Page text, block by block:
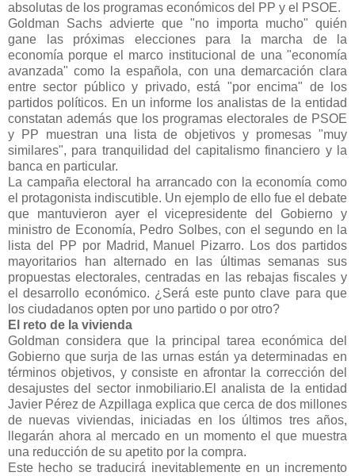
absolutas de los programas económicos del PP y el PSOE.
Goldman Sachs advierte que "no importa mucho" quién
gane las próximas elecciones para la marcha de la
economía porque el marco institucional de una "economía
avanzada" como la española, con una demarcación clara
entre sector público y privado, está "por encima" de los
partidos políticos. En un informe los analistas de la entidad
constatan además que los programas electorales de PSOE
y PP muestran una lista de objetivos y promesas "muy
similares", para tranquilidad del capitalismo financiero y la
banca en particular.
La campaña electoral ha arrancado con la economía como
el protagonista indiscutible. Un ejemplo de ello fue el debate
que mantuvieron ayer el vicepresidente del Gobierno y
ministro de Economía, Pedro Solbes, con el segundo en la
lista del PP por Madrid, Manuel Pizarro. Los dos partidos
mayoritarios han alternado en las últimas semanas sus
propuestas electorales, centradas en las rebajas fiscales y
el desarrollo económico. ¿Será este punto clave para que
los ciudadanos opten por uno partido o por otro?
El reto de la vivienda
Goldman considera que la principal tarea económica del
Gobierno que surja de las urnas están ya determinadas en
términos objetivos, y consiste en afrontar la corrección del
desajustes del sector inmobiliario.El analista de la entidad
Javier Pérez de Azpillaga explica que cerca de dos millones
de nuevas viviendas, iniciadas en los últimos tres años,
llegarán ahora al mercado en un momento el que muestra
una reducción de su apetito por la compra.
Este hecho se traducirá inevitablemente en un incremento